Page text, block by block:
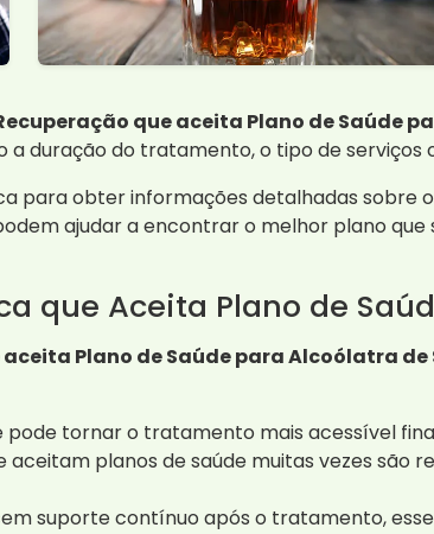
que aceita Plano de Saúde
duração do tratamento, o tipo de serviços
obter informações detalhadas sobre
ajudar a encontrar o melhor plano que
que Aceita Plano de
Plano de Saúde para Alcoólatra
pode tornar o tratamento mais acessível
aceitam planos de saúde muitas vezes são
suporte contínuo após o tratamento,